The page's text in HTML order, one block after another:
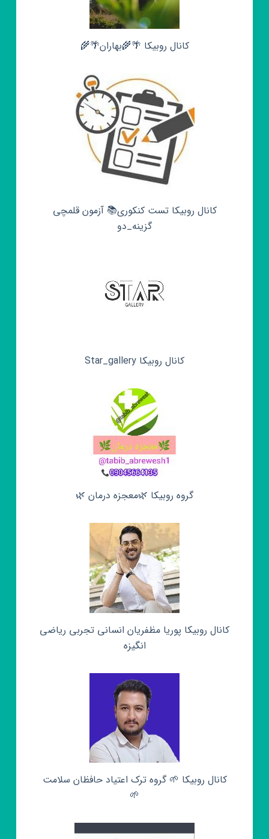
کانال روبیکا 🌴🌾بهاران🌴🌾
کانال روبیکا تست کنکوری📚 آزمون قلمچی‌‌
گزینه_دو
کانال روبیکا Star_gallery
گروه روبیکا 🌿معجزه درمان 🌿
کانال روبیکا پوریا مظفریان انسانی تجربی ریاضی
انگیزه
کانال روبیکا 🌱 گروه ترک اعتیاد حافظان سلامت
🌱